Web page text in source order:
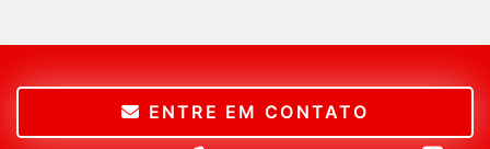
ENTRE EM CONTATO